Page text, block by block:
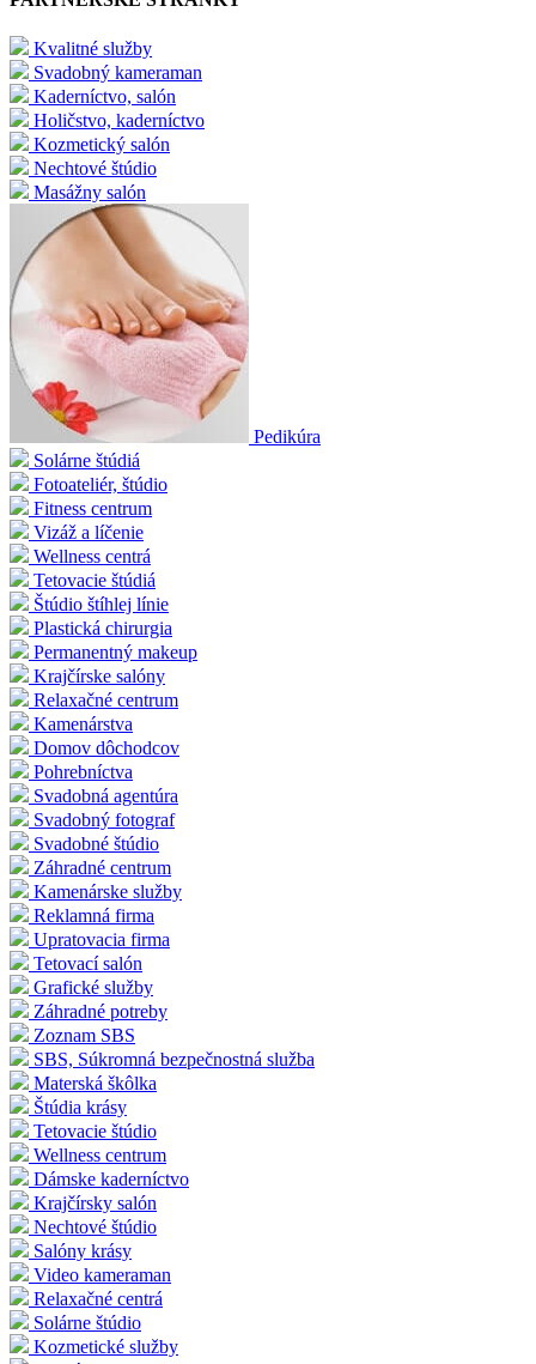
Kvalitné služby
Svadobný kameraman
Kaderníctvo, salón
Holičstvo, kaderníctvo
Kozmetický salón
Nechtové štúdio
Masážny salón
Pedikúra
Solárne štúdiá
Fotoateliér, štúdio
Fitness centrum
Vizáž a líčenie
Wellness centrá
Tetovacie štúdiá
Štúdio štíhlej línie
Plastická chirurgia
Permanentný makeup
Krajčírske salóny
Relaxačné centrum
Kamenárstva
Domov dôchodcov
Pohrebníctva
Svadobná agentúra
Svadobný fotograf
Svadobné štúdio
Záhradné centrum
Kamenárske služby
Reklamná firma
Upratovacia firma
Tetovací salón
Grafické služby
Záhradné potreby
Zoznam SBS
SBS, Súkromná bezpečnostná služba
Materská škôlka
Štúdia krásy
Tetovacie štúdio
Wellness centrum
Dámske kaderníctvo
Krajčírsky salón
Nechtové štúdio
Salóny krásy
Video kameraman
Relaxačné centrá
Solárne štúdio
Kozmetické služby